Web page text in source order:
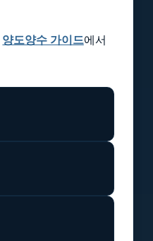
양도양수 가이드에서